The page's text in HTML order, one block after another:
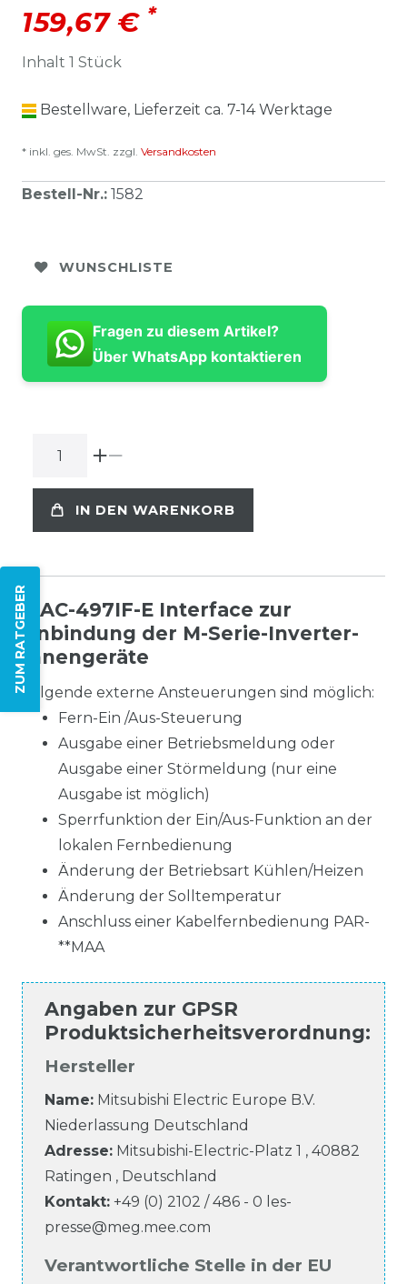
ZUM RATGEBER
159,67 € *
Inhalt 1 Stück
Bestellware, Lieferzeit ca. 7-14 Werktage
* inkl. ges. MwSt. zzgl. Versandkosten
Bestell-Nr.: 1582
WUNSCHLISTE
Fragen zu diesem Artikel?
Über WhatsApp kontaktieren
IN DEN WARENKORB
MAC-497IF-E Interface zur
Anbindung der M-Serie-Inverter-
Innengeräte
Folgende externe Ansteuerungen sind möglich:
Fern-Ein /Aus-Steuerung
Ausgabe einer Betriebsmeldung oder
Ausgabe einer Störmeldung (nur eine
Ausgabe ist möglich)
Sperrfunktion der Ein/Aus-Funktion an der
lokalen Fernbedienung
Änderung der Betriebsart Kühlen/Heizen
Änderung der Solltemperatur
Anschluss einer Kabelfernbedienung PAR-
**MAA
Angaben zur GPSR
Produktsicherheitsverordnung:
Hersteller
Name: Mitsubishi Electric Europe B.V.
Niederlassung Deutschland
Adresse: Mitsubishi-Electric-Platz 1 , 40882
Ratingen , Deutschland
Kontakt: +49 (0) 2102 / 486 - 0 les-
presse@meg.mee.com
Verantwortliche Stelle in der EU